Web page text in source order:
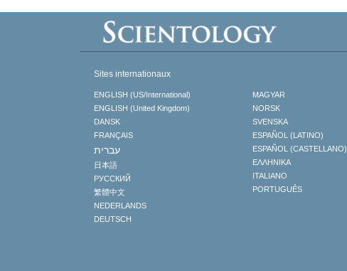
Sites internationaux
ENGLISH (US/International)
ENGLISH (United Kingdom)
DANSK
FRANÇAIS
עברית
日本語
РУССКИЙ
繁體中文
NEDERLANDS
DEUTSCH
MAGYAR
NORSK
SVENSKA
ESPAÑOL (LATINO)
ESPAÑOL (CASTELLANO)
ΕΛΛΗΝΙΚA
ITALIANO
PORTUGUÊS